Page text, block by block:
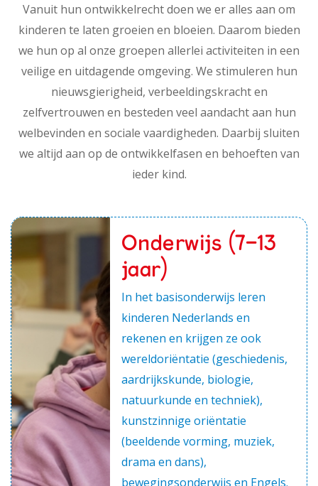
Vanuit hun ontwikkelrecht doen we er alles aan om
kinderen te laten groeien en bloeien. Daarom bieden
we hun op al onze groepen allerlei activiteiten in een
veilige en uitdagende omgeving. We stimuleren hun
nieuwsgierigheid, verbeeldingskracht en
zelfvertrouwen en besteden veel aandacht aan hun
welbevinden en sociale vaardigheden. Daarbij sluiten
we altijd aan op de ontwikkelfasen en behoeften van
ieder kind.
Onderwijs (7-13
jaar)
In het basisonderwijs leren
kinderen Nederlands en
rekenen en krijgen ze ook
wereldoriëntatie (geschiedenis,
aardrijkskunde, biologie,
natuurkunde en techniek),
kunstzinnige oriëntatie
(beeldende vorming, muziek,
drama en dans),
bewegingsonderwijs en Engels.